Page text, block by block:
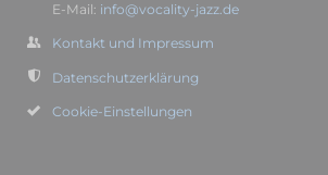
E-Mail: info@vocality-jazz.de
Kontakt und Impressum
Datenschutzerklärung
Cookie-Einstellungen